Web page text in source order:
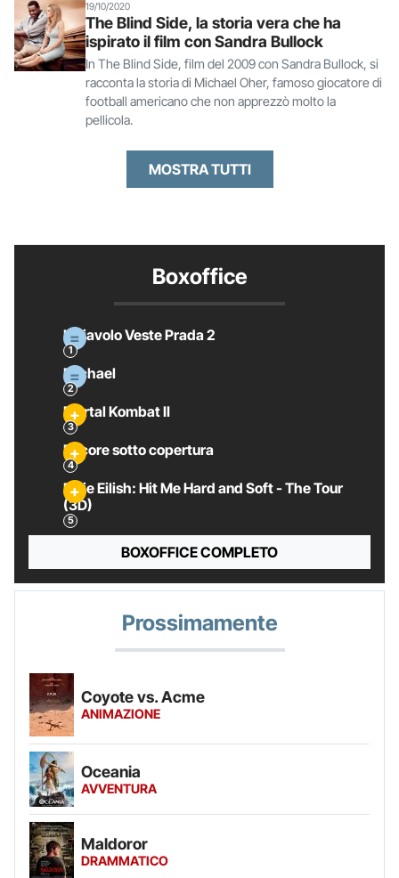
19/10/2020
The Blind Side, la storia vera che ha
ispirato il film con Sandra Bullock
In The Blind Side, film del 2009 con Sandra Bullock, si
racconta la storia di Michael Oher, famoso giocatore di
football americano che non apprezzò molto la
pellicola.
MOSTRA TUTTI
Boxoffice
Il Diavolo Veste Prada 2
Michael
Mortal Kombat II
Pecore sotto copertura
Billie Eilish: Hit Me Hard and Soft - The Tour
(3D)
BOXOFFICE COMPLETO
Prossimamente
Coyote vs. Acme
ANIMAZIONE
Oceania
AVVENTURA
Maldoror
DRAMMATICO